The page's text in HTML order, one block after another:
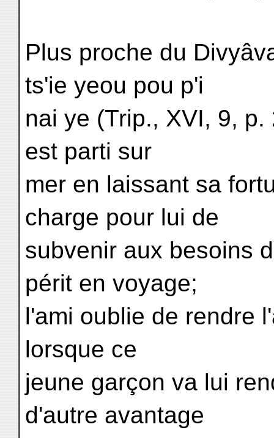
Plus proche du
ts'ie yeou pou p'i
nai ye (Trip., XVI, 9, p.
est parti sur
mer en laissant sa
charge pour lui de
subvenir aux besoins
périt en voyage;
l'ami oublie de rendre
lorsque ce
jeune garçon va lui
d'autre avantage